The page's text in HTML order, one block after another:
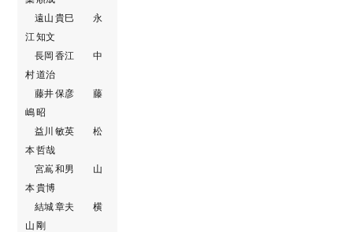
遠山 貴巳 永
江 知文
長岡 香江 中
村 道治
藤井 保彦 藤
嶋 昭
益川 敏英 松
本 哲哉
宮嶌 和男 山
本 貴博
結城 章夫 横
山 剛